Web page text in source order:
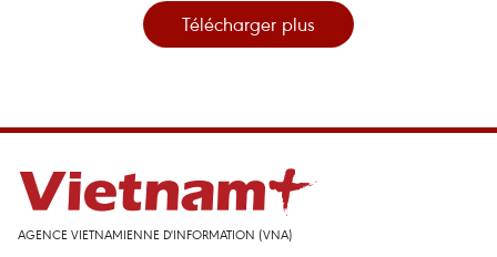
Télécharger plus
AGENCE VIETNAMIENNE D'INFORMATION (VNA)